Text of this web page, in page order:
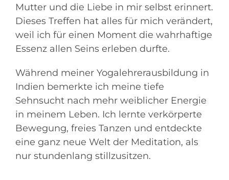
Mutter und die Liebe in mir selbst erinnert.
Dieses Treffen hat alles für mich verändert,
weil ich für einen Moment die wahrhaftige
Essenz allen Seins erleben durfte.
Während meiner Yogalehrerausbildung in
Indien bemerkte ich meine tiefe
Sehnsucht nach mehr weiblicher Energie
in meinem Leben. Ich lernte verkörperte
Bewegung, freies Tanzen und entdeckte
eine ganz neue Welt der Meditation, als
nur stundenlang stillzusitzen.